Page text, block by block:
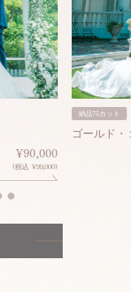
¥90,000
(税込 ¥99,000)
納品75カット
ゴールド・